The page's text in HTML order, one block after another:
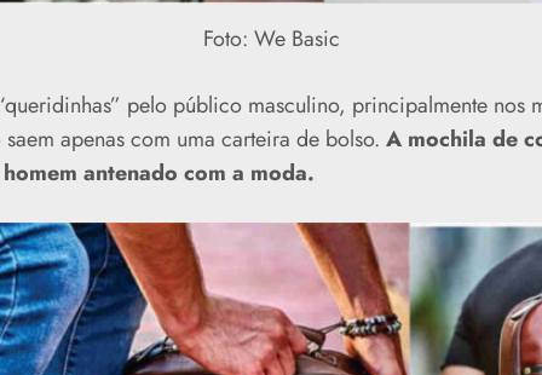
Foto: We Basic
pelo público masculino, principalmente nos
apenas com uma carteira de bolso. A mochila de
antenado com a moda.